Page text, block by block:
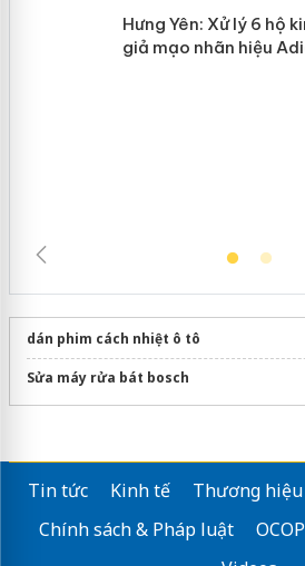
dán phim cách nhiệt ô tô
Sửa máy rửa bát bosch
Tin tức Kinh tế Thương hiệu
Chính sách & Pháp luật
OCOP